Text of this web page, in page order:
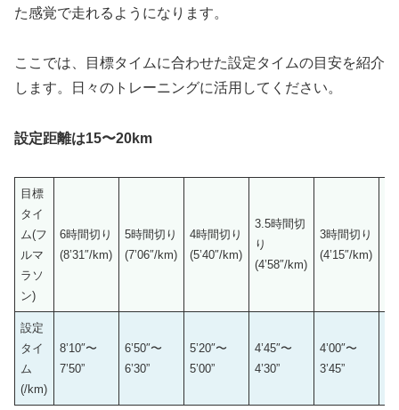
た感覚で走れるようになります。
ここでは、目標タイムに合わせた設定タイムの目安を紹介
します。日々のトレーニングに活用してください。
設定距離は15〜20km
目標
タイ
ム(フ
ルマ
ラソ
ン)
6時間切り
(8’31″/km)
5時間切り
(7’06″/km)
4時間切り
(5’40″/km)
3.5時間切
り
(4’58″/km)
3時間切り
(4’15″/km)
設定
タイ
ム
(/km)
8’10″〜
7’50”
6’50″〜
6’30”
5’20″〜
5’00”
4’45″〜
4’30”
4’00″〜
3’45”